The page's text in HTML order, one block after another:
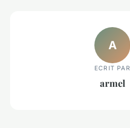
A
ECRIT PAR
armel